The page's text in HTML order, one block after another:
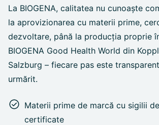
La BIOGENA, calitatea nu cunoaște
la aprovizionarea cu materii prime,
dezvoltare, până la producția proprie
BIOGENA Good Health World din
Salzburg – fiecare pas este
urmărit.
Materii prime de marcă cu sigilii
certificate